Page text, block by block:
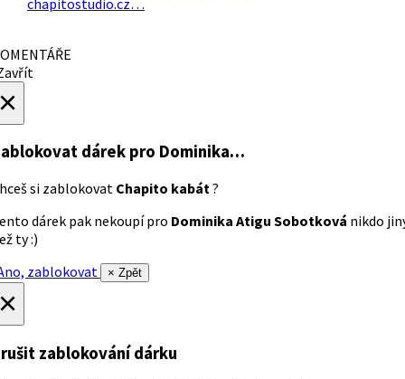
dárek pro Dominika…
si zablokovat Chapito kabát ?
dárek pak nekoupí pro Dominika Atigu Sobotková nikdo
ty :)
zablokovat
× Zpět
zablokování dárku